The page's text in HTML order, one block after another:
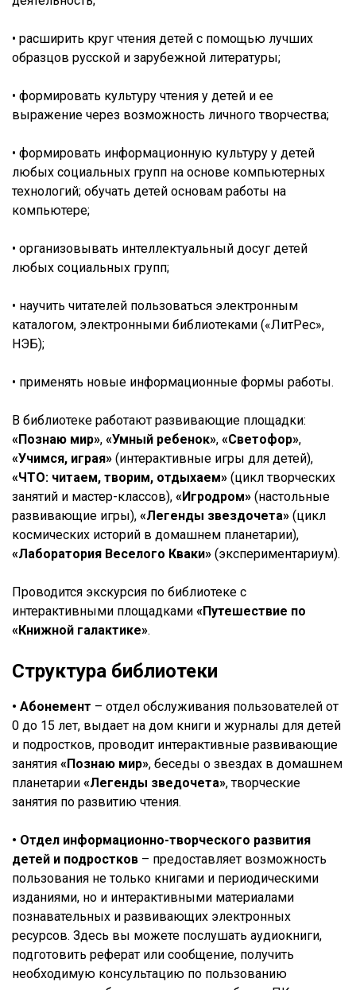
• расширить круг чтения детей с помощью лучших
образцов русской и зарубежной литературы;
• формировать культуру чтения у детей и ее
выражение через возможность личного творчества;
• формировать информационную культуру у детей
любых социальных групп на основе компьютерных
технологий; обучать детей основам работы на
компьютере;
• организовывать интеллектуальный досуг детей
любых социальных групп;
• научить читателей пользоваться электронным
каталогом, электронными библиотеками («ЛитРес»,
НЭБ);
• применять новые информационные формы работы.
В библиотеке работают развивающие площадки:
«Познаю мир», «Умный ребенок», «Светофор»,
«Учимся, играя» (интерактивные игры для детей),
«ЧТО: читаем, творим, отдыхаем» (цикл творческих
занятий и мастер-классов), «Игродром» (настольные
развивающие игры), «Легенды звездочета» (цикл
космических историй в домашнем планетарии),
«Лаборатория Веселого Кваки» (экспериментариум).
Проводится экскурсия по библиотеке с
интерактивными площадками «Путешествие по
«Книжной галактике».
Структура библиотеки
• Абонемент – отдел обслуживания пользователей от
0 до 15 лет, выдает на дом книги и журналы для детей
и подростков, проводит интерактивные развивающие
занятия «Познаю мир», беседы о звездах в домашнем
планетарии «Легенды зведочета», творческие
занятия по развитию чтения.
• Отдел информационно-творческого развития
детей и подростков – предоставляет возможность
пользования не только книгами и периодическими
изданиями, но и интерактивными материалами
познавательных и развивающих электронных
ресурсов. Здесь вы можете послушать аудиокниги,
подготовить реферат или сообщение, получить
необходимую консультацию по пользованию